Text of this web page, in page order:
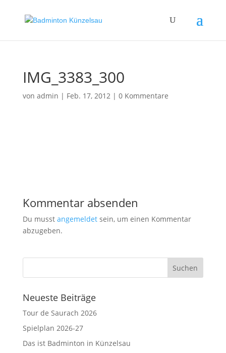
IMG_3383_300
von admin | Feb. 17, 2012| 0 Kommentare
Kommentar absenden
Du musst angemeldetsein, um einen Kommentar
abzugeben.
Neueste Beiträge
Tour de Saurach 2026
Spielplan 2026-27
Das ist Badminton in Künzelsau